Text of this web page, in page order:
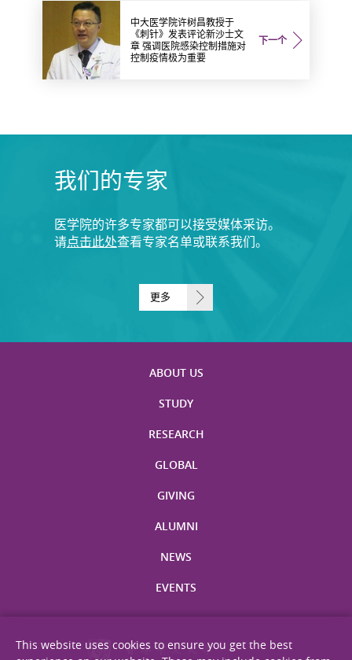
下一个
中大医学院许树昌教授于
《刺针》发表评论新沙士文
章 强调医院感染控制措施对
控制疫情极为重要
我们的专家
医学院的许多专家都可以接受媒体采访。
请点击此处查看专家名单或联系我们。
更多
ABOUT US
STUDY
RESEARCH
GLOBAL
GIVING
ALUMNI
NEWS
EVENTS
This website uses cookies to ensure you get the best